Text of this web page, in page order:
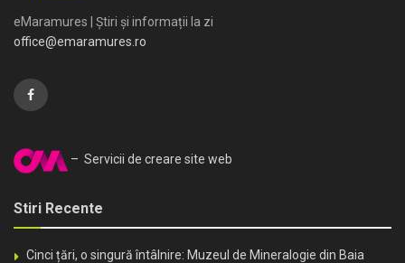
eMaramures | Știri și informații la zi
office@emaramures.ro
– Servicii de creare site web
Stiri Recente
Cinci țări, o singură întâlnire: Muzeul de Mineralogie din Baia